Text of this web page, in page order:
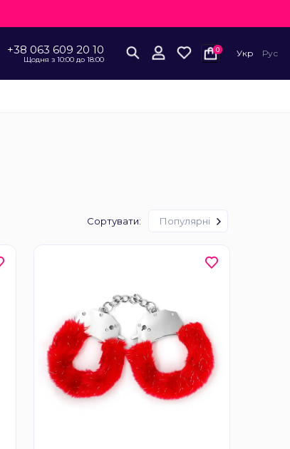
+38 063 609 20 10
Щодня з 10:00 до 18:00
0 Укр Рус
Сортувати: Популярні